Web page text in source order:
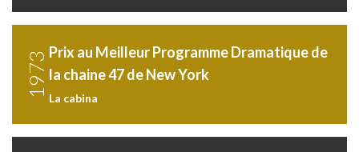
1973 Prix au Meilleur Programme Dramatique de
la chaine 47 de New York
La cabina